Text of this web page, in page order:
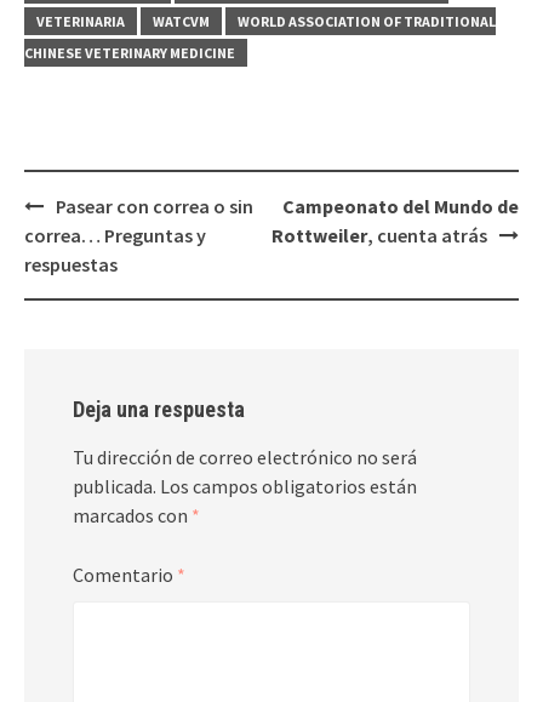
VETERINARIA
WATCVM
WORLD ASSOCIATION OF TRADITIONAL
CHINESE VETERINARY MEDICINE
Navegación
de
entradas
Pasear con correa o sin
correa… Preguntas y
respuestas
Campeonato del Mundo de
Rottweiler, cuenta atrás
Deja una respuesta
Tu dirección de correo electrónico no será
publicada. Los campos obligatorios están
marcados con *
Comentario *